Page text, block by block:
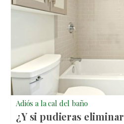
Adiós a la cal del baño
¿Y si pudieras